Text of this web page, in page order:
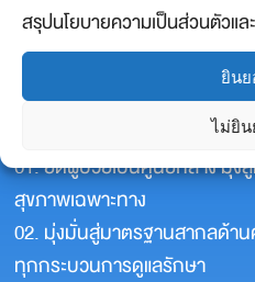
สรุปนโยบายความเป็นส่วนตัวแล
ยิน
ไม่ยิ
01. ยึดผู้ป่วยเป็นศูนย์กลาง มุ่งสู่
สุขภาพเฉพาะทาง
02. มุ่งมั่นสู่มาตรฐานสากลด้า
ทุกกระบวนการดูแลรักษา